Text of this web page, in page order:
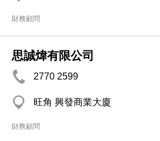
財務顧問
思誠煒有限公司
2770 2599
旺角 興發商業大廈
財務顧問